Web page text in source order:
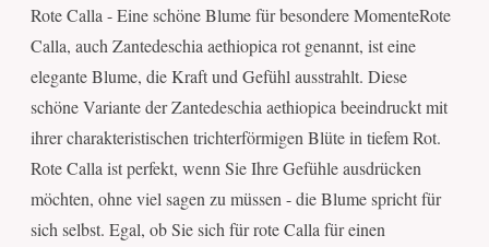
Rote Calla - Eine schöne Blume für besondere MomenteRote
Calla, auch Zantedeschia aethiopica rot genannt, ist eine
elegante Blume, die Kraft und Gefühl ausstrahlt. Diese
schöne Variante der Zantedeschia aethiopica beeindruckt mit
ihrer charakteristischen trichterförmigen Blüte in tiefem Rot.
Rote Calla ist perfekt, wenn Sie Ihre Gefühle ausdrücken
möchten, ohne viel sagen zu müssen - die Blume spricht für
sich selbst. Egal, ob Sie sich für rote Calla für einen